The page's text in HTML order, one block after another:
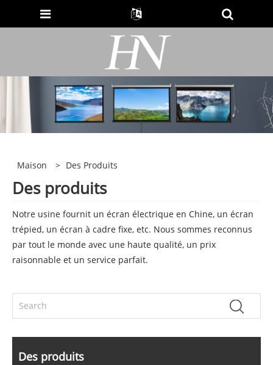
Maison > Des Produits
Des produits
Notre usine fournit un écran électrique en Chine, un écran
trépied, un écran à cadre fixe, etc. Nous sommes reconnus
par tout le monde avec une haute qualité, un prix
raisonnable et un service parfait.
Des produits